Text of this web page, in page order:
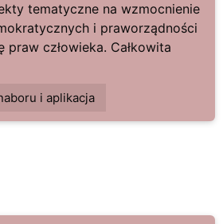
tematyczne na wzmocnienie
i praworządności
praw człowieka. Całkowita
i aplikacja